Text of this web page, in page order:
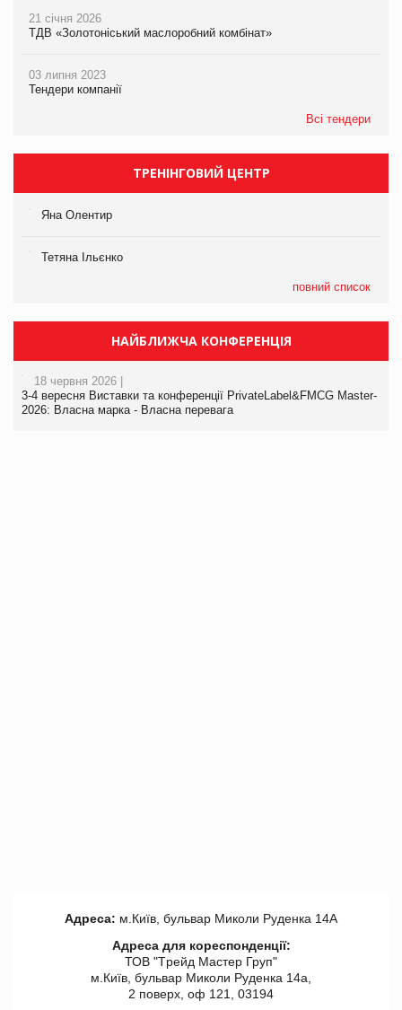
21 січня 2026
ТДВ «Золотоніський маслоробний комбінат»
03 липня 2023
Тендери компанії
Всі тендери
ТРЕНІНГОВИЙ ЦЕНТР
Яна Олентир
Тетяна Ільєнко
повний список
НАЙБЛИЖЧА КОНФЕРЕНЦІЯ
18 червня 2026 |
3-4 вересня Виставки та конференції PrivateLabel&FMCG Master-
2026: Власна марка - Власна перевага
Адреса: м.Київ, бульвар Миколи Руденка 14А
Адреса для кореспонденції:
ТОВ "Tрейд Мастер Груп"
м.Київ, бульвар Миколи Руденка 14а,
2 поверх, оф 121, 03194